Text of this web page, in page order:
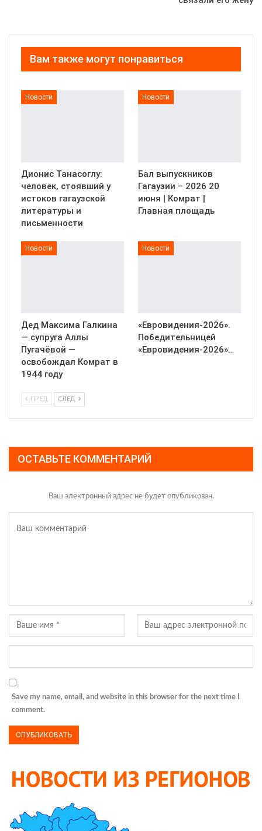
Вам также могут понравиться
Новости
Дионис Танасоглу:
человек, стоявший у
истоков гагаузской
литературы и
письменности
Новости
Бал выпускников
Гагаузии – 2026 20
июня | Комрат |
Главная площадь
Новости
Дед Максима Галкина
— супруга Аллы
Пугачёвой —
освобождал Комрат в
1944 году
Новости
«Евровидения-2026».
Победительницей
«Евровидения-2026»…
ПРЕД СЛЕД
ОСТАВЬТЕ КОММЕНТАРИЙ
Ваш электронный адрес не будет опубликован.
Save my name, email, and website in this browser for the next time I
comment.